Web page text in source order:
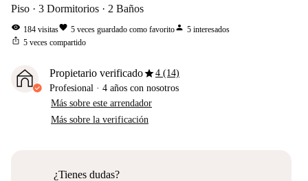
Piso 3 Dormitorios 2 Baños
visibility 184 visitasfavorite 5 veces guardado como favoritoperson 5 interesados
ios_share 5 veces compartido
Propietario verificadostar4 (14)
Profesional · 4 años con nosotros
Más sobre este arrendador
Más sobre la verificación
¿Tienes dudas?